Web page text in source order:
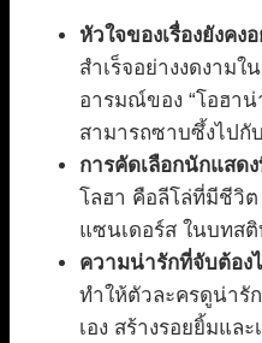
หัวใจของเรื่องยังคง
สำเร็จอย่างงดงาม
อารมณ์ของ “โอฮาน่
สามารถซาบซึ้งไปกั
การคัดเลือกนักแสด
โลฮา คือลีโล่ที่มีชีวิ
แซนเดอร์ส ในบทส
ความน่ารักที่จับต้อง
ทำให้ตัวละครดูน่ารั
เอง สร้างรอยยิ้มและ